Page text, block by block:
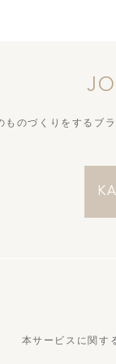
くりをするブラ
本サービスに関す